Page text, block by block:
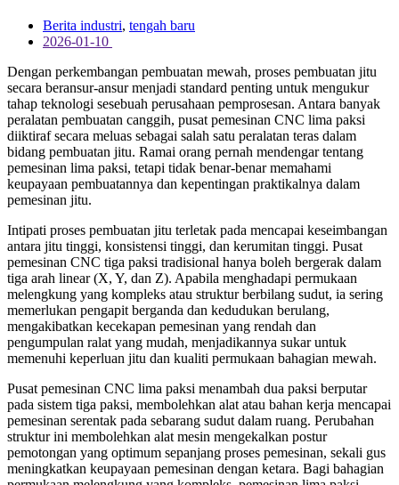
Berita industri, tengah baru
2026-01-10
Dengan perkembangan pembuatan mewah, proses pembuatan jitu
secara beransur-ansur menjadi standard penting untuk mengukur
tahap teknologi sesebuah perusahaan pemprosesan. Antara banyak
peralatan pembuatan canggih, pusat pemesinan CNC lima paksi
diiktiraf secara meluas sebagai salah satu peralatan teras dalam
bidang pembuatan jitu. Ramai orang pernah mendengar tentang
pemesinan lima paksi, tetapi tidak benar-benar memahami
keupayaan pembuatannya dan kepentingan praktikalnya dalam
pemesinan jitu.
Intipati proses pembuatan jitu terletak pada mencapai keseimbangan
antara jitu tinggi, konsistensi tinggi, dan kerumitan tinggi. Pusat
pemesinan CNC tiga paksi tradisional hanya boleh bergerak dalam
tiga arah linear (X, Y, dan Z). Apabila menghadapi permukaan
melengkung yang kompleks atau struktur berbilang sudut, ia sering
memerlukan pengapit berganda dan kedudukan berulang,
mengakibatkan kecekapan pemesinan yang rendah dan
pengumpulan ralat yang mudah, menjadikannya sukar untuk
memenuhi keperluan jitu dan kualiti permukaan bahagian mewah.
Pusat pemesinan CNC lima paksi menambah dua paksi berputar
pada sistem tiga paksi, membolehkan alat atau bahan kerja mencapai
pemesinan serentak pada sebarang sudut dalam ruang. Perubahan
struktur ini membolehkan alat mesin mengekalkan postur
pemotongan yang optimum sepanjang proses pemesinan, sekali gus
meningkatkan keupayaan pemesinan dengan ketara. Bagi bahagian